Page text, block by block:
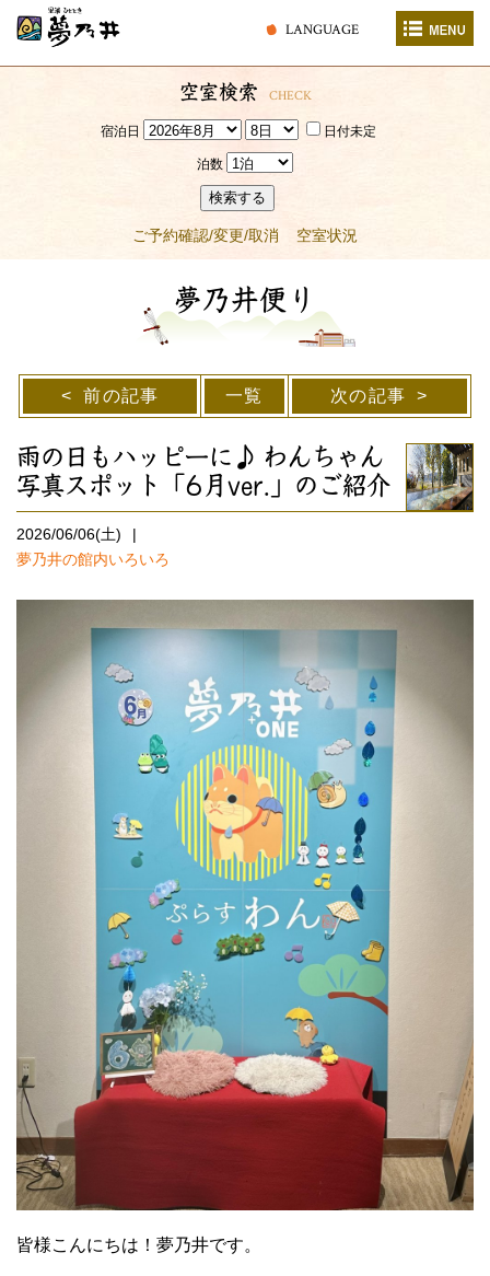
LANGUAGE
空室検索 CHECK
宿泊日 日付未定
泊数
検索する
ご予約確認/変更/取消 空室状況
夢乃井便り
前の記事 一覧 次の記事
雨の日もハッピーに♪ わんちゃん
写真スポット「6月ver.」のご紹介
2026/06/06(土)
夢乃井の館内いろいろ
皆様こんにちは！夢乃井です。